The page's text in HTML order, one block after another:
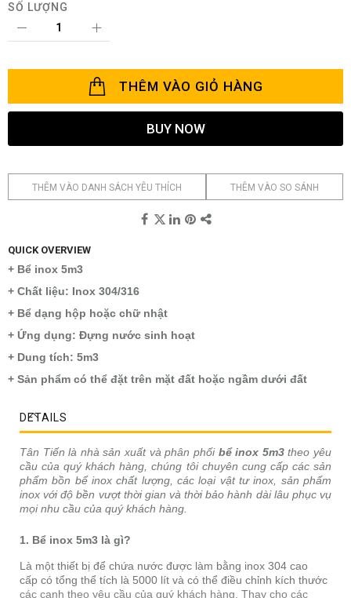
SỐ LƯỢNG
THÊM VÀO GIỎ HÀNG
BUY NOW
THÊM VÀO DANH SÁCH YÊU THÍCH THÊM VÀO SO SÁNH
QUICK OVERVIEW
+ Bể inox 5m3
+ Chất liệu: Inox 304/316
+ Bể dạng hộp hoặc chữ nhật
+ Ứng dụng: Đựng nước sinh hoạt
+ Dung tích: 5m3
+ Sản phẩm có thể đặt trên mặt đất hoặc ngầm dưới đất
DETAILS
Tân Tiến là nhà sản xuất và phân phối bể inox 5m3theo yêu
cầu của quý khách hàng, chúng tôi chuyên cung cấp các sản
phẩm bồn bể inox chất lượng, các loại vật tư inox, sản phẩm
inox với độ bền vượt thời gian và thời bảo hành dài lâu phục vụ
mọi nhu cầu của quý khách hàng.
1. Bể inox 5m3 là gì?
Là một thiết bị để chứa nước được làm bằng inox 304 cao
cấp có tổng thể tích là 5000 lít và có thể điều chỉnh kích thước
các cạnh theo yêu cầu của quý khách hàng. Thay cho các